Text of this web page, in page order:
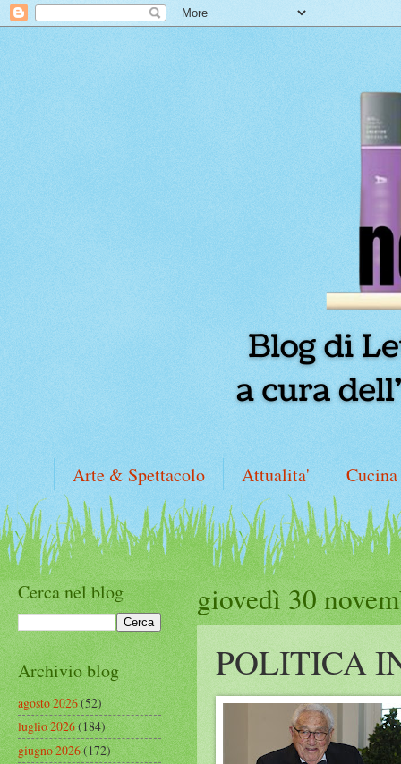
Arte & Spettacolo Attualita' Cucina
giovedì 30
POLITICA
Cerca nel blog
Archivio blog
agosto 2026(52)
luglio 2026(184)
giugno 2026(172)